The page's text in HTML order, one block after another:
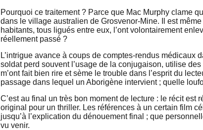
Pourquoi ce traitement ? Parce que Mac Murphy clame
dans le village australien de Grosvenor-Mine. Il est
habitants, tous ligués entre eux, l’ont volontairement
réellement passé ?
L’intrigue avance à coups de comptes-rendus médicaux
soldat perd souvent l’usage de la conjugaison, utilise
m’ont fait bien rire et sème le trouble dans l’esprit du
passage dans lequel un Aborigène intervient ; quelle
C’est au final un très bon moment de lecture : le récit est
original pour un thriller. Les références à un certain film
jusqu’à l’explication du dénouement final ; que
vu venir.